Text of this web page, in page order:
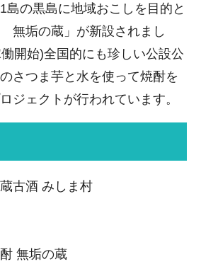
島の黒島に地域おこしを目的と
無垢の蔵」が新設されまし
開始)全国的にも珍しい公設公
さつま芋と水を使って焼酎を
ジェクトが行われています。
古酒 みしま村
無垢の蔵